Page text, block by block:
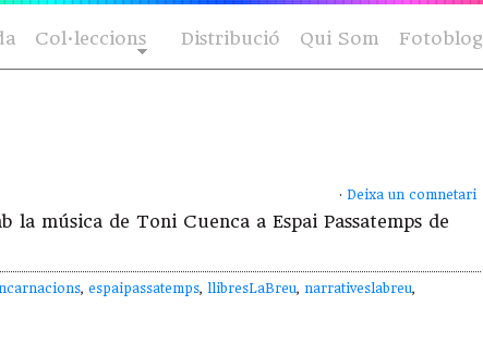
Col·leccions Distribució Qui Som Fotoblog
· Deixa un comnetari
la música de Toni Cuenca a Espai Passatemps de
, espaipassatemps, llibresLaBreu, narrativeslabreu,